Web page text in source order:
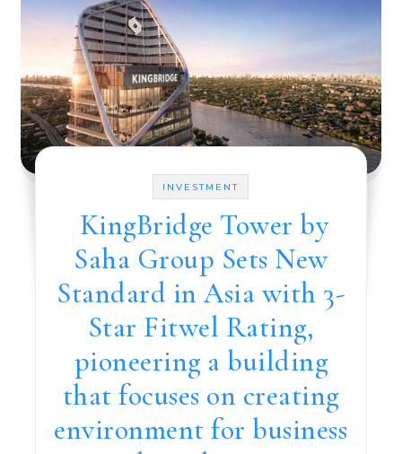
INVESTMENT
KingBridge Tower by
Saha Group Sets New
Standard in Asia with 3-
Star Fitwel Rating,
pioneering a building
that focuses on creating
environment for business